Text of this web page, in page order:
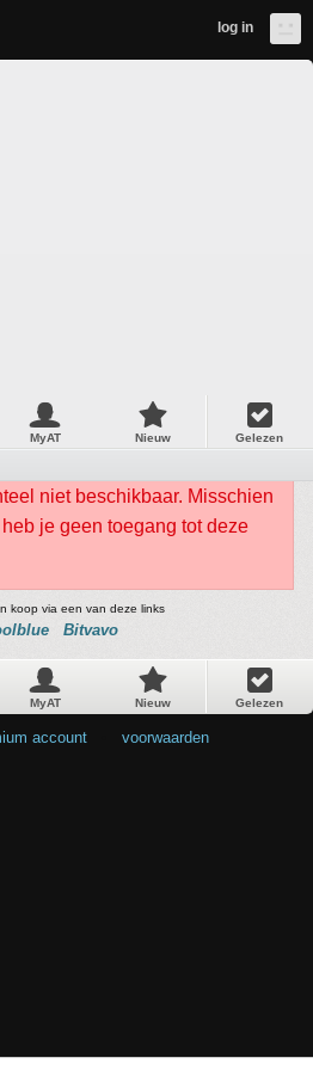
log in
MyAT Nieuw Gelezen
niet beschikbaar. Misschien
je geen toegang tot deze
koop via een van deze links
Bitvavo
MyAT Nieuw Gelezen
account voorwaarden